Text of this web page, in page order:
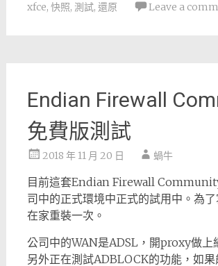
xfce, 快照, 測試, 還原 Leave a
Endian Firewall
免費版測試
2018 年 11 月 20 日 蝸牛
目前這套Endian Firewall
司中的正式環境中正式的試用中。為了
在家重裝一次。
公司中的WAN是ADSL，開proxy做上
另外正在測試ADBLOCK的功能，如果